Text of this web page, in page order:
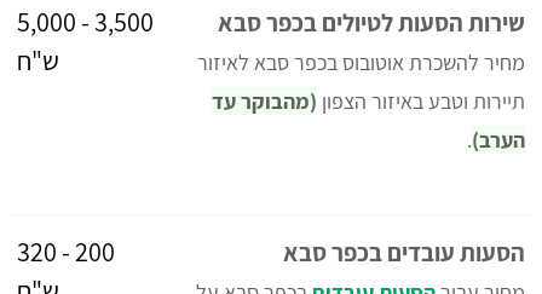
שירות הסעות לטיולים בכפר סבא
מחיר להשכרת אוטובוס בכפר סבא לאיזור
תיירות וטבע באיזור הצפון (מהבוקר עד
הערב).
3,500 - 5,000
ש"ח
הסעות עובדים בכפר סבא
200 - 320